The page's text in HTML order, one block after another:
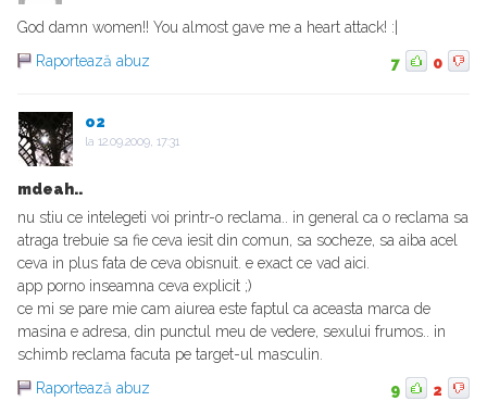
God damn women!! You almost gave me a heart attack! :|
Raportează abuz
7 0
o2
la 12.09.2009, 17:31
mdeah..
nu stiu ce intelegeti voi printr-o reclama.. in general ca o reclama sa
atraga trebuie sa fie ceva iesit din comun, sa socheze, sa aiba acel
ceva in plus fata de ceva obisnuit. e exact ce vad aici.
app porno inseamna ceva explicit ;)
ce mi se pare mie cam aiurea este faptul ca aceasta marca de
masina e adresa, din punctul meu de vedere, sexului frumos.. in
schimb reclama facuta pe target-ul masculin.
Raportează abuz
9 2